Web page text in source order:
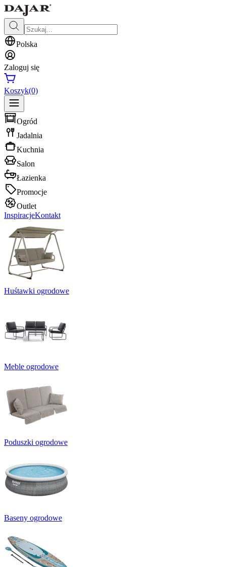
Polska
Zaloguj się
Koszyk(0)
Ogród
Jadalnia
Kuchnia
Salon
Łazienka
Promocje
Outlet
InspiracjeKontakt
Huśtawki ogrodowe
Meble ogrodowe
Poduszki ogrodowe
Baseny ogrodowe